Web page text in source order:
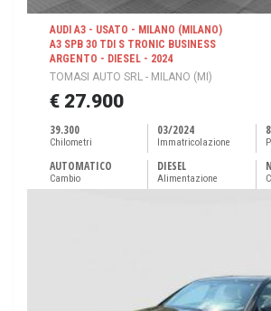
AUDI A3 - USATO - MILANO (MILANO)
A3 SPB 30 TDI S TRONIC BUSINESS
ARGENTO - DIESEL - 2024
TOMASI AUTO SRL - MILANO (MI)
€ 27.900
39.300
Chilometri
03/2024
Immatricolazione
AUTOMATICO
Cambio
DIESEL
Alimentazione